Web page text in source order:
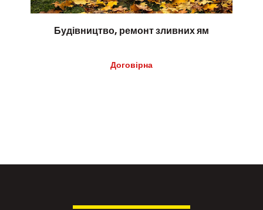
Будівництво, ремонт зливних ям
Договірна